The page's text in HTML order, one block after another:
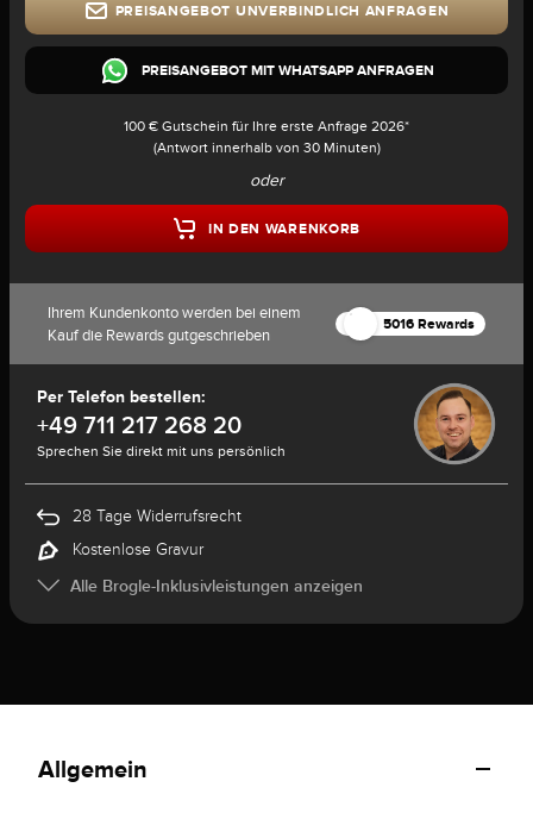
PREISANGEBOT UNVERBINDLICH ANFRAGEN
PREISANGEBOT MIT WHATSAPP ANFRAGEN
100 € Gutschein für Ihre erste Anfrage 2026*
(Antwort innerhalb von 30 Minuten)
oder
IN DEN WARENKORB
Ihrem Kundenkonto werden bei einem
Kauf die Rewards gutgeschrieben
5016 Rewards
Per Telefon bestellen:
+49 711 217 268 20
Sprechen Sie direkt mit uns persönlich
28 Tage Widerrufsrecht
Kostenlose Gravur
Alle Brogle-Inklusivleistungen anzeigen
Allgemein